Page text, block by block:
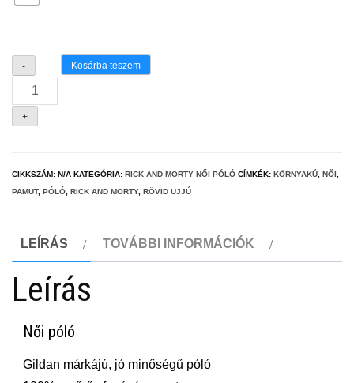
-
póló
Nobody
excist
és
Morty
+
Kosárba teszem
CIKKSZÁM: N/A KATEGÓRIA: RICK AND MORTY NŐI PÓLÓ CÍMKÉK: KÖRNYAKÚ NŐI
PAMUT, PÓLÓ RICK AND MORTY, RÖVID UJJÚ
LEÍRÁS TOVÁBBI INFORMÁCIÓK
Leírás
Női póló
Gildan márkájú, jó minőségű póló